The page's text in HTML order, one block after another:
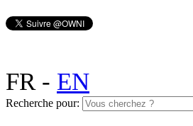
FR- EN
Recherche pour: